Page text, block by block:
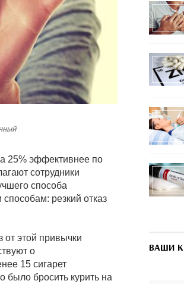
25% эффективнее по
сотрудники
способа
резкий отказ
от этой привычки
о
15 сигарет
было бросить курить на
ВАШИ